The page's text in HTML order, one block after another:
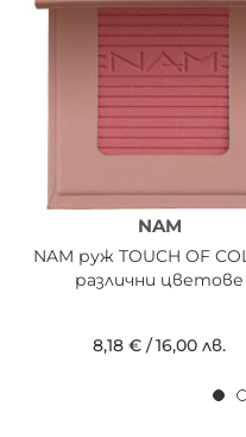
NAM
NAM руж TOUCH OF
различни цветове
8,18 € /16,00 лв.